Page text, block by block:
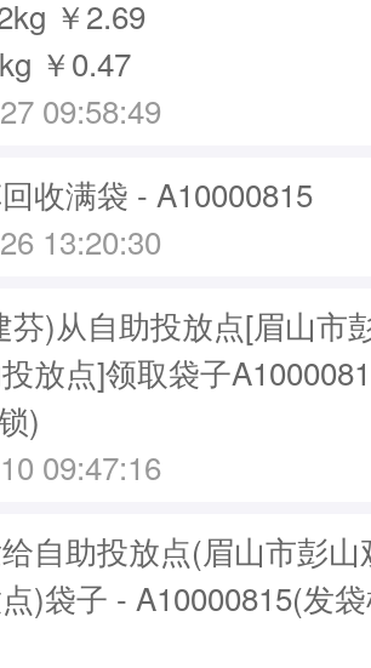
￥2.69
￥0.47
09:58:49
收满袋 - A10000815
13:20:30
芬)从自助投放点[眉山市
放点]领取袋子
)
09:47:16
自助投放点(眉山市彭
)袋子 - A10000815(发